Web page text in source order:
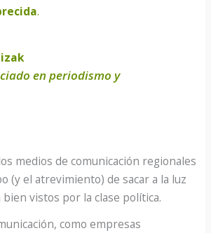
.
en periodismo y
medios de comunicación regionales
(y el atrevimiento) de sacar a la luz
vistos por la clase política.
como empresas